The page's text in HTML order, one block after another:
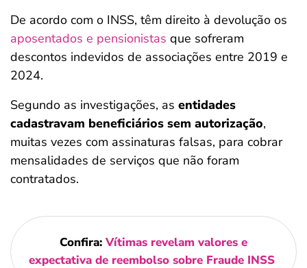
De acordo com o INSS, têm direito à devolução os
aposentados e pensionistas que sofreram
descontos indevidos de associações entre 2019 e
2024.
Segundo as investigações, as entidades
cadastravam beneficiários sem autorização,
muitas vezes com assinaturas falsas, para cobrar
mensalidades de serviços que não foram
contratados.
Confira: Vítimas revelam valores e
expectativa de reembolso sobre Fraude INSS